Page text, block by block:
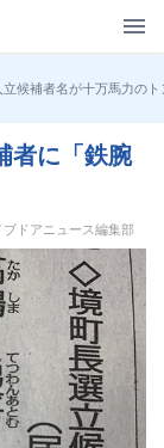
候補者名が十万馬力の
者に「鉄腕
ドアニュース編集部